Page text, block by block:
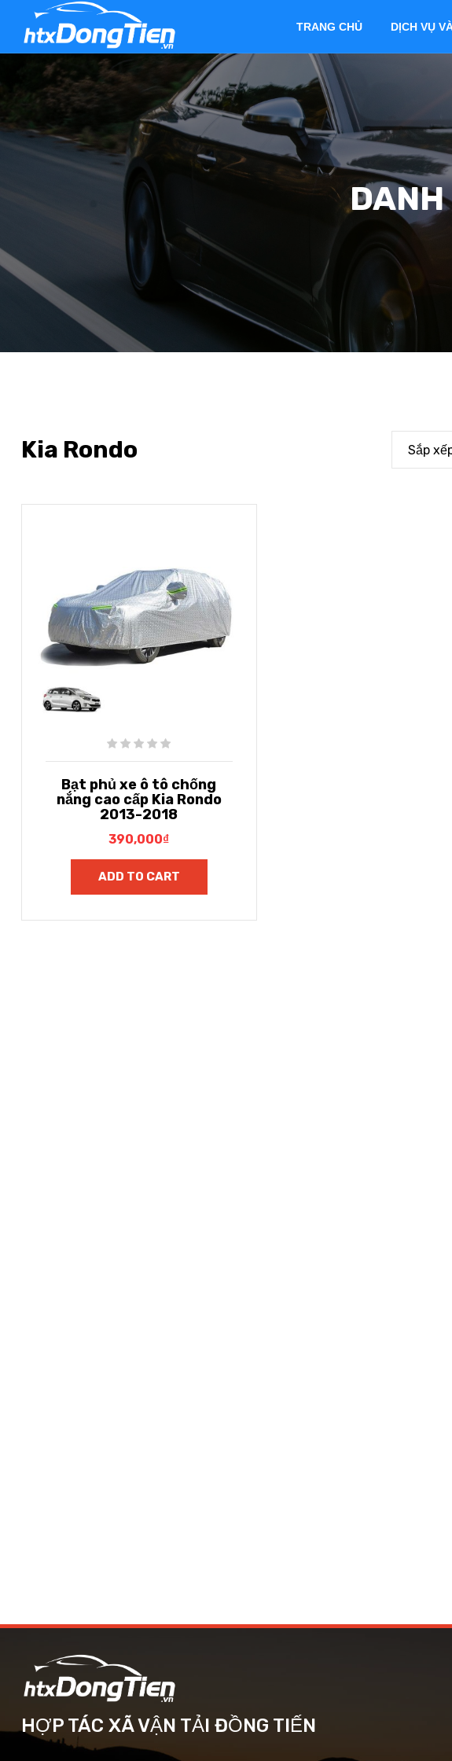
TRANG CHỦ DỊCH VỤ
Kia Rondo Sắp
Bạt phủ xe ô tô chống
nắng cao cấp Kia Rondo
2013-2018
390,000₫
ADD TO CART
HỢP TÁC XÃ VẬN TẢI ĐỒNG TIẾN